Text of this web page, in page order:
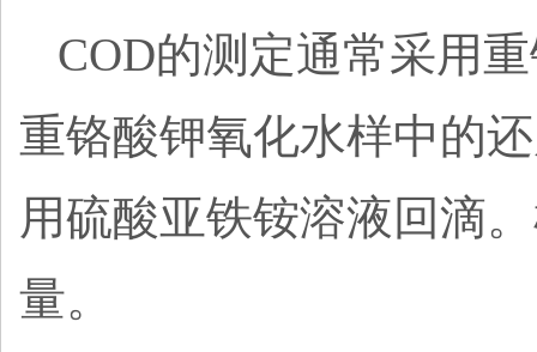
COD的测定通常采用
重铬酸钾氧化水样中的
用硫酸亚铁铵溶液回滴
量。